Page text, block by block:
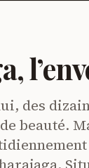
des
beauté.